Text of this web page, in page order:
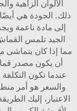
الألوان الزاهية
ذلك. الجودة هي
إلى مادة ناعمة
الجيد تلمس
مما إذا كان يتماشى
أن يكون مصدر
عندما تكون
والسعر هو أمر
الاعتبار، إليك